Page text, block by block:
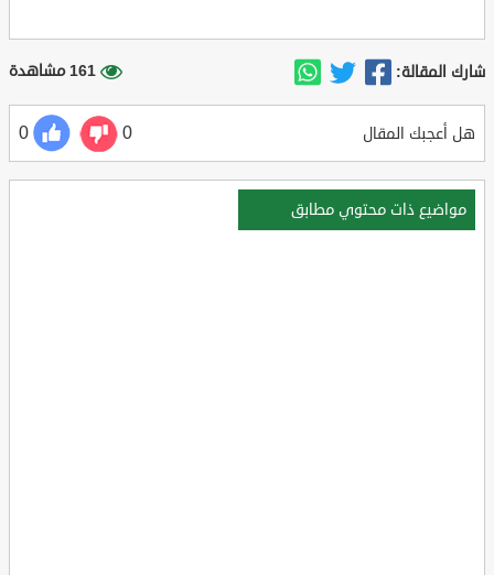
شارك المقالة: 161 مشاهدة
هل أعجبك المقال 0
0
مواضيع ذات محتوي مطابق